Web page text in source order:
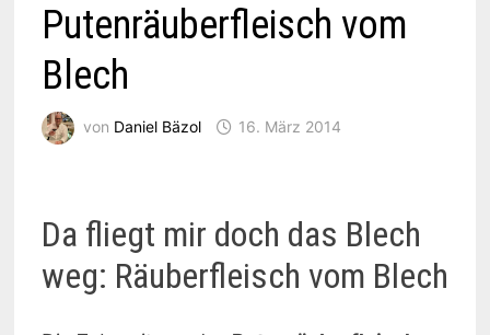
Putenräuberfleisch vom
Blech
von Daniel Bäzol 16. März 2014
Da fliegt mir doch das Blech
weg: Räuberfleisch vom Blech